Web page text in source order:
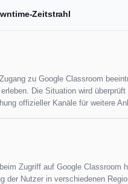
Zeitstrahl
zu Google Classroom
Die Situation wird
offizieller Kanäle für weitere
Zugriff auf Google Classroom
der Nutzer in verschiedenen